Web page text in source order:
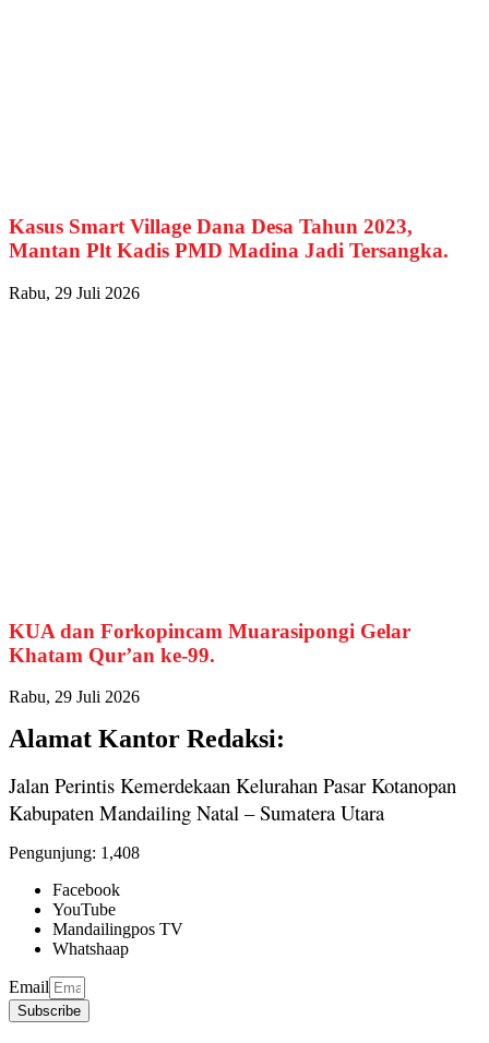
Kasus Smart Village Dana Desa Tahun 2023,
Mantan Plt Kadis PMD Madina Jadi Tersangka.
Rabu, 29 Juli 2026
KUA dan Forkopincam Muarasipongi Gelar
Khatam Qur’an ke-99.
Rabu, 29 Juli 2026
Alamat Kantor Redaksi:
Jalan Perintis Kemerdekaan Kelurahan Pasar Kotanopan
Kabupaten Mandailing Natal – Sumatera Utara
Pengunjung: 1,408
Facebook
YouTube
Mandailingpos TV
Whatshaap
Email
Subscribe